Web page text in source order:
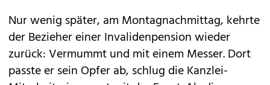
Nur wenig später, am Montagnachmittag, kehrte
der Bezieher einer Invalidenpension wieder
zurück: Vermummt und mit einem Messer. Dort
passte er sein Opfer ab, schlug die Kanzlei-